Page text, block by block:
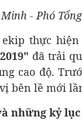
- Phó
thực
đã trải
cao độ.
bên lề mới
những kỷ lục